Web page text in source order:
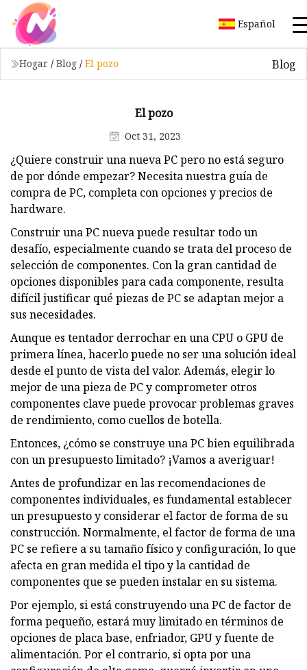
Español
Hogar / Blog / El pozo Blog
El pozo
Oct 31, 2023
¿Quiere construir una nueva PC pero no está seguro
de por dónde empezar? Necesita nuestra guía de
compra de PC, completa con opciones y precios de
hardware.
Construir una PC nueva puede resultar todo un
desafío, especialmente cuando se trata del proceso de
selección de componentes. Con la gran cantidad de
opciones disponibles para cada componente, resulta
difícil justificar qué piezas de PC se adaptan mejor a
sus necesidades.
Aunque es tentador derrochar en una CPU o GPU de
primera línea, hacerlo puede no ser una solución ideal
desde el punto de vista del valor. Además, elegir lo
mejor de una pieza de PC y comprometer otros
componentes clave puede provocar problemas graves
de rendimiento, como cuellos de botella.
Entonces, ¿cómo se construye una PC bien equilibrada
con un presupuesto limitado? ¡Vamos a averiguar!
Antes de profundizar en las recomendaciones de
componentes individuales, es fundamental establecer
un presupuesto y considerar el factor de forma de su
construcción. Normalmente, el factor de forma de una
PC se refiere a su tamaño físico y configuración, lo que
afecta en gran medida el tipo y la cantidad de
componentes que se pueden instalar en su sistema.
Por ejemplo, si está construyendo una PC de factor de
forma pequeño, estará muy limitado en términos de
opciones de placa base, enfriador, GPU y fuente de
alimentación. Por el contrario, si opta por una